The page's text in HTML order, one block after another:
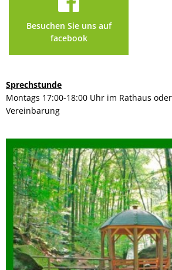
Besuchen Sie uns auf
facebook
Sprechstunde
Montags 17:00-18:00 Uhr im Rathaus
Vereinbarung